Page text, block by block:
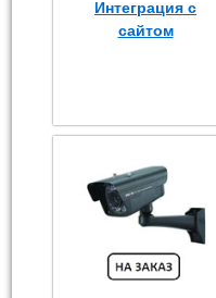
Интеграция с
сайтом